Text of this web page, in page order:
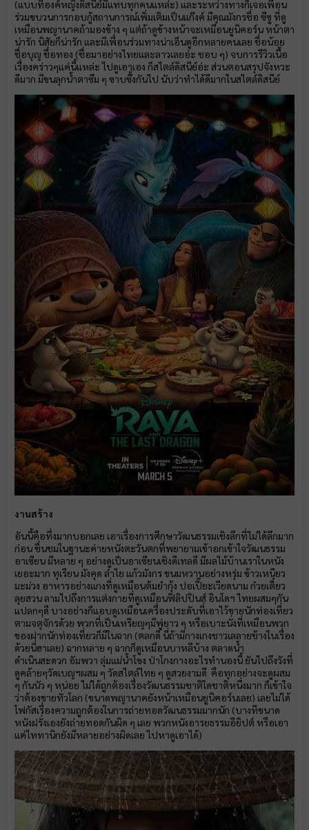
(แบบที่องค์หญิงดิสนีย์มีแทบทุกคนแหล่ะ) และระหว่างทางก็เจอเพื่อน
ร่วมขบวนการกอบกู้สถานการณ์เพิ่มเติมเป็นแก๊งค์ มีคุณมังกรชื่อ ซีซู ที่ดู
เหมือนพญานาคถ้ามองข้าง ๆ แต่ถ้าดูข้างหน้าจะเหมือนยูนิคอร์น หน้าตา
น่ารัก นิสัยก็น่ารัก และมีเพื่อนร่วมทางน่าเอ็นดูอีกหลายคนเลย ชื่อน้อย
ชื่อบุญ ชื่อทอง (ชื่อมาอย่างไทยและลาวเลยอ่ะ ชอบ ๆ) จบการรีวิวเนื้อ
เรื่องคร่าวๆแค่นี้แหล่ะ ไปดูเอาเอง ก็สไตล์ดิสนีย์อ่ะ ส่วนตอนสรุปจังหวะ
ดีมาก มีขนลุกน้ำตาซึม ๆ ซาบซึ้งกันไป นับว่าทำได้ดีมากในสไตล์ดิสนีย์
งานสร้าง
อันนี้คือทึ่งมากบอกเลย เอาเรื่องการศึกษาวัฒนธรรมเชิงลึกที่ไม่ได้ลึกมาก
ก่อน ชื่นชมในฐานะค่ายหนังตะวันตกที่พยายามเข้าอกเข้าใจวัฒนธรรม
อาเซียน มีหลาย ๆ อย่างดูเป็นอาเซียนเชิงดีเทลดี มีผลไม้บ้านเราในหนัง
เยอะมาก ทุเรียน มังคุด ลำไย แก้วมังกร ขนมหวานอย่างหรุ่ม ข้าวเหนียว
มะม่วง อาหารอย่างแกงที่ดูเหมือนต้มยำกุ้ง ปอเปี๊ยะเวียดนาม ก๋วยเตี๋ยว
ลุยสวน ลามไปถึงการแต่งกายที่ดูเหมือนฟิลิปปินส์ อินโดฯ ไทยผสมๆกัน
แปลกๆดี บางอย่างก็แอบดูเหมือนเครื่องประดับที่เอาไว้ขายนักท่องเที่ยว
ตามจตุจักรด้วย พวกที่เป็นเหรียญๆมีพู่ยาว ๆ หรือเบาะนั่งที่เหมือนพวก
ของฝากนักท่องเที่ยวก็มีในฉาก (ตลกดี นี่ถ้ามีกางเกงชาวเลลายช้างในเรื่อง
ด้วยนี่ฮาเลย) ฉากหลาย ๆ ฉากก็ดูเหมือนบาหลีบ้าง ตลาดน้ำ
ดำเนินสะดวก อัมพวา ลุ่มแม่น้ำโขง ป่าโกงกางอะไรทำนองนี้ ยันไปถึงวังที่
ดูคล้ายๆวัดเบญฯผสม ๆ วัดสไตล์ไทย ๆ ดูสวยงามดี คือทุกอย่างจะดูผสม
ๆ กันนัว ๆ หน่อย ไม่ได้ถูกต้องเรื่องวัฒนธรรมชาติใดชาติหนึ่งมาก ก็เข้าใจ
ว่าต้องขายทั่วโลก (ขนาดพญานาคยังหน้าเหมือนยูนิคอร์นเลย) เลยไม่ได้
โฟกัสเรื่องความถูกต้องในการถ่ายทอดวัฒนธรรมมากนัก (บางทีขนาด
หนังฝรั่งเองยังถ่ายทอดกันผิด ๆ เลย พวกหนังอารยธรรมอียิปต์ หรือเอา
แค่ไททานิกยังมีหลายอย่างผิดเลย ไปหาดูเอาได้)